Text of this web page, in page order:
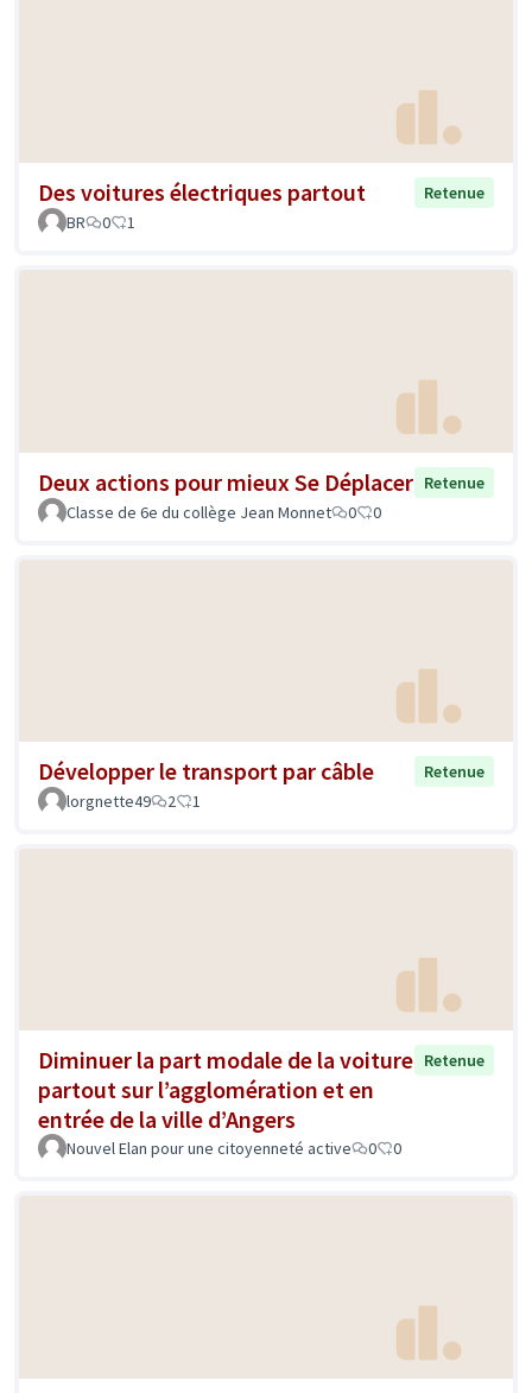
Des voitures électriques partout
Retenue
BR
0 1
Deux actions pour mieux Se Déplacer Retenue
Classe de 6e du collège Jean Monnet
0 0
Développer le transport par câble
Retenue
lorgnette49
2 1
Diminuer la part modale de la voiture
partout sur l’agglomération et en
entrée de la ville d’Angers
Retenue
Nouvel Elan pour une citoyenneté active 0 0